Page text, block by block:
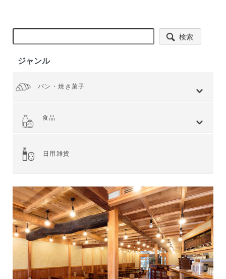
検索
ジャンル
パン・焼き菓子
食品
日用雑貨